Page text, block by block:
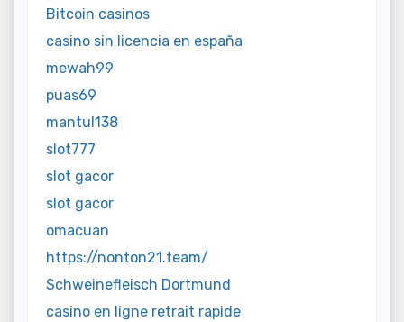
Bitcoin casinos
casino sin licencia en españa
mewah99
puas69
mantul138
slot777
slot gacor
slot gacor
omacuan
https://nonton21.team/
Schweinefleisch Dortmund
casino en ligne retrait rapide